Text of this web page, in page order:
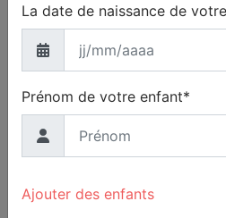
La date de naissance de
Prénom de votre enfant*
Ajouter des enfants